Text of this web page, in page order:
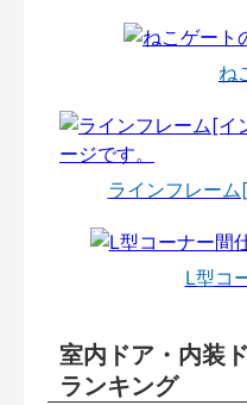
ね
ラインフレー
L型コ
室内ドア・内装
ランキング